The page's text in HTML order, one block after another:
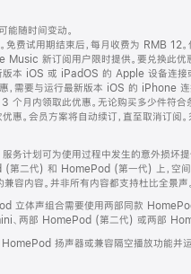
能随时间变动。
免费试用期结束后，每月收费为 RMB 12
Music 新订阅用户限时提供。要兑换此优
版本 iOS 或 iPadOS 的 Apple 设备连接
，需要与运行最新版本 iOS 的 iPhone 连
3 个月内领取此优惠。无论购买多少件符
惠。会员方案将自动续订，直至取消订阅
计划可为使用过程中发生的意外损坏提
第二代) 和 HomePod (第一代) 上，空间
容内容。并非所有内容都支持杜比全景声。
立体声组合需要使用两部同款
、两部 HomePod (第二代) 或两部
扬声器或兼容隔空播放功能并